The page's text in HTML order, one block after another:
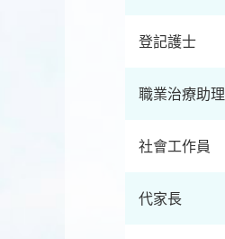
登記護士
職業治療助理
社會工作員
代家長